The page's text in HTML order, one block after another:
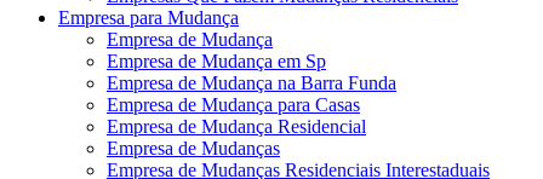
Empresa para Mudança
Empresa de Mudança
Empresa de Mudança em Sp
Empresa de Mudança na Barra Funda
Empresa de Mudança para Casas
Empresa de Mudança Residencial
Empresa de Mudanças
Empresa de Mudanças Residenciais Interestaduais